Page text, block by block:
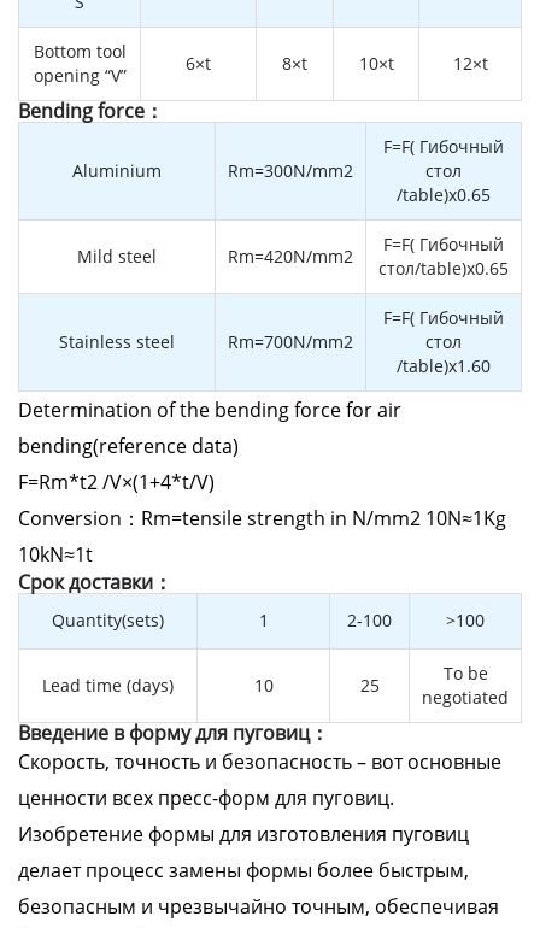
Bottom tool
opening “V”
6×t 8×t 10×t 12×t
Bending force：
Aluminium Rm=300N/mm2
F=F( Гибочный
стол
/table)x0.65
Mild steel Rm=420N/mm2
F=F( Гибочный
стол/table)x0.65
Stainless steel Rm=700N/mm2
F=F( Гибочный
стол
/table)x1.60
Determination of the bending force for air
bending(reference data)
F=Rm*t2 /V×(1+4*t/V)
Conversion：Rm=tensile strength in N/mm2 10N≈1Kg
10kN≈1t
Cрок доставки：
Quantity(sets) 1 2-100 >100
Lead time (days) 10 25
To be
negotiated
Введение в форму для пуговиц：
Скорость, точность и безопасность – вот основные
ценности всех пресс-форм для пуговиц.
Изобретение формы для изготовления пуговиц
делает процесс замены формы более быстрым,
безопасным и чрезвычайно точным, обеспечивая